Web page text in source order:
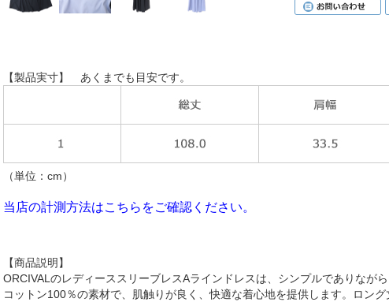
【製品実寸】 あくまでも目安です。
（単位：cm）
当店の計測方法はこちらをご確認ください。
【商品説明】
ORCIVALのレディーススリーブレスAラインドレスは、シンプルでありなが
コットン100％の素材で、肌触りが良く、快適な着心地を提供します。ロン